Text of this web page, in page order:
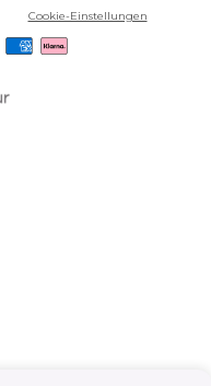
Cookie-Einstellungen